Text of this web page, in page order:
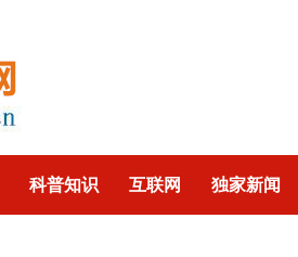
科普知识 互联网 独家新闻